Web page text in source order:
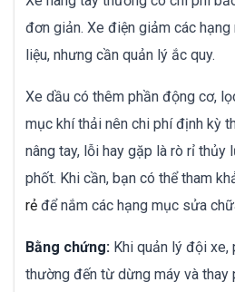
đơn giản. Xe điện giảm các
liệu, nhưng cần quản lý ắc quy.
Xe dầu có thêm phần động cơ,
mục khí thải nên chi phí định kỳ
nâng tay, lỗi hay gặp là rò rỉ thủy
phốt. Khi cần, bạn có thể tham
rẻ để nắm các hạng mục sửa
Bằng chứng: Khi quản lý đội xe,
thường đến từ dừng máy và thay